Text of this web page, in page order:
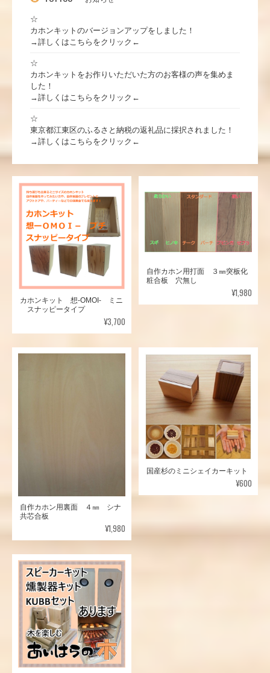
☆
カホンキットのバージョンアップをしました！
→詳しくはこちらをクリック←
☆
カホンキットをお作りいただいた方のお客様の声を集めま
した！
→詳しくはこちらをクリック←
☆
東京都江東区のふるさと納税の返礼品に採択されました！
→詳しくはこちらをクリック←
カホンキット 想-OMOI- ミニ
スナッピータイプ
¥3,700
自作カホン用打面 ３㎜突板化
粧合板 穴無し
¥1,980
自作カホン用裏面 ４㎜ シナ
共芯合板
¥1,980
国産杉のミニシェイカーキット
¥600